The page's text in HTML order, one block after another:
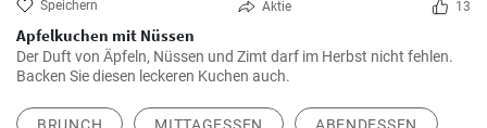
Speichern Aktie 13
Apfelkuchen mit Nüssen
Der Duft von Äpfeln, Nüssen und Zimt darf im Herbst nicht fehlen.
Backen Sie diesen leckeren Kuchen auch.